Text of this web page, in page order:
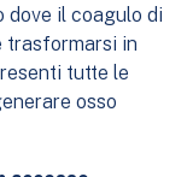
dove il coagulo di
trasformarsi in
tutte le
osso